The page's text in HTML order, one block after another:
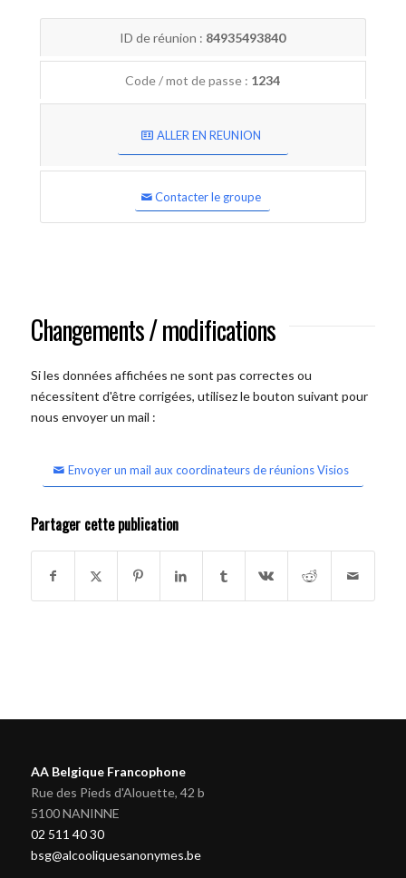
ID de réunion : 84935493840
Code / mot de passe : 1234
ALLER EN REUNION
Contacter le groupe
Changements / modifications
Si les données affichées ne sont pas correctes ou
nécessitent d'être corrigées, utilisez le bouton suivant pour
nous envoyer un mail :
Envoyer un mail aux coordinateurs de réunions Visios
Partager cette publication
AA Belgique Francophone
Rue des Pieds d'Alouette, 42 b
5100 NANINNE
02 511 40 30
bsg@alcooliquesanonymes.be